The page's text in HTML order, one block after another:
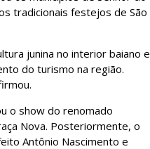
tradicionais festejos de São
junina no interior baiano e
do turismo na região.
o show do renomado
Nova. Posteriormente, o
Antônio Nascimento e